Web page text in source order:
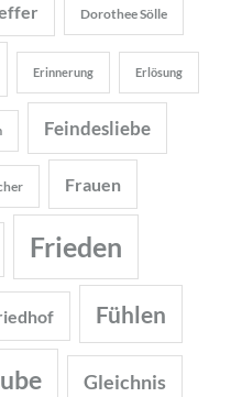
Dorothee Sölle
Erinnerung Erlösung
Feindesliebe
Frauen
Frieden
Fühlen
Gleichnis